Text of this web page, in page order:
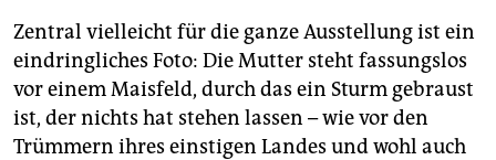
Zentral vielleicht für die ganze Ausstellung ist ein
eindringliches Foto: Die Mutter steht fassungslos
vor einem Maisfeld, durch das ein Sturm gebraust
ist, der nichts hat stehen lassen – wie vor den
Trümmern ihres einstigen Landes und wohl auch